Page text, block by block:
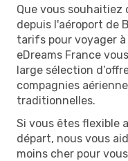
Que vous souhaitiez
depuis l'aéroport de
tarifs pour voyager à
eDreams France
large sélection
compagnies
traditionnelles.
Si vous êtes flexible
départ, nous vous
moins cher pour